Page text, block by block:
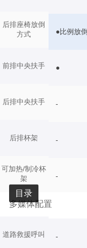
后排座椅放倒
方式
前排中央扶手
后排中央扶手
后排杯架
可加热/制冷杯
架
多媒体配置
道路救援呼叫
●比例放倒
●
-
-
-
-
目录